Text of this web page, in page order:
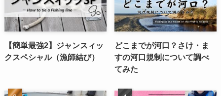
【簡単最強2】ジャンスィッ
クスペシャル（漁師結び）
どこまでが河口？さけ・ま
すの河口規制について調べ
てみた